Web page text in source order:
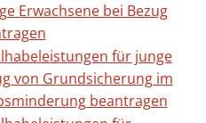
Erwachsene bei Bezug
für junge
von Grundsicherung im
beantragen